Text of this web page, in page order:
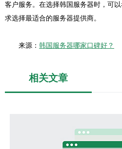
客户服务。在选择韩国服务器时，可
求选择最适合的服务器提供商。
来源： 韩国服务器哪家口碑好？
相关文章